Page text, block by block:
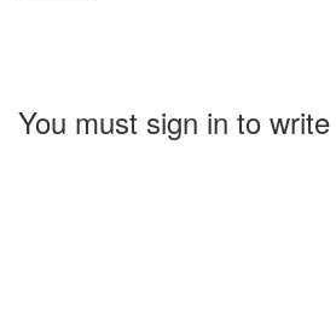
You must sign in to